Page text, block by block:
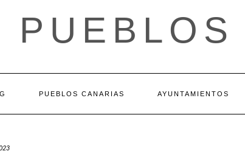
PUEBLOS CANARIAS AYUNTAMIENTOS